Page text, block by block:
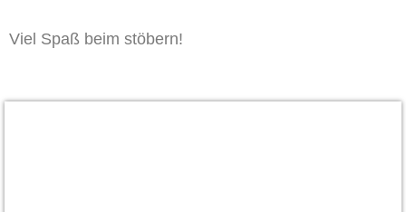
Viel Spaß beim stöbern!